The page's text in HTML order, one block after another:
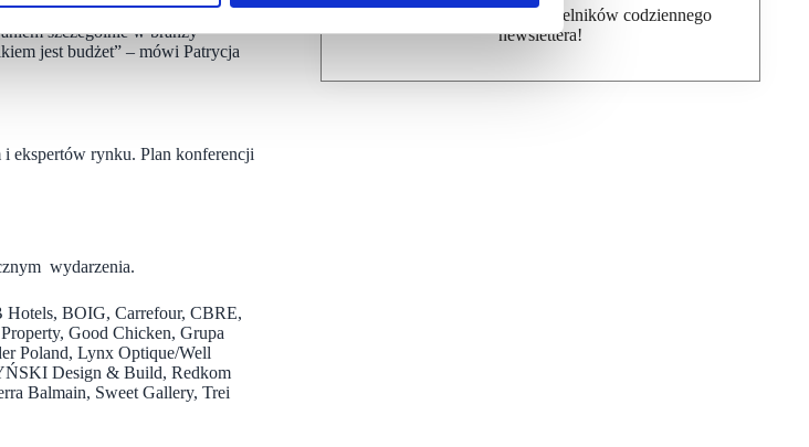
na początkach naszej
szczególnie w branży
jest budżet” – mówi Patrycja
ekspertów rynku. Plan konferencji
wydarzenia.
BOIG, Carrefour, CBRE,
Good Chicken, Grupa
Poland, Lynx Optique/Well
Design & Build, Redkom
Balmain, Sweet Gallery, Trei
Dołącz do ponad 7000 czytelników codziennego
newslettera!